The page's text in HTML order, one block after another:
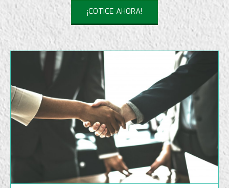
¡COTICE AHORA!